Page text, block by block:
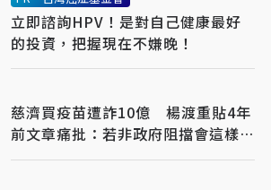
立即諮詢HPV！是對自己健康最好
的投資，把握現在不嫌晚！
慈濟買疫苗遭詐10億 楊渡重貼4年
前文章痛批：若非政府阻擋會這樣
嗎？